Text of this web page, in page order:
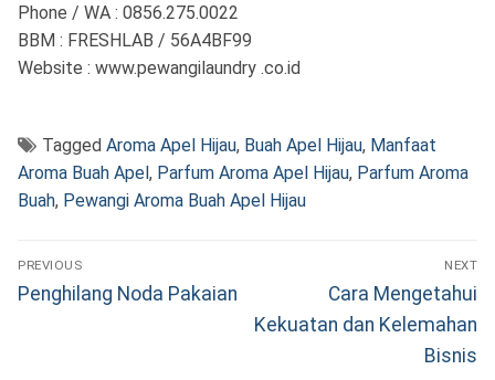
Phone / WA : 0856.275.0022
BBM : FRESHLAB / 56A4BF99
Website : www.pewangilaundry .co.id
Tagged Aroma Apel Hijau, Buah Apel Hijau, Manfaat
Aroma Buah Apel, Parfum Aroma Apel Hijau, Parfum Aroma
Buah, Pewangi Aroma Buah Apel Hijau
Navigasi
pos
PREVIOUS
Previous
Penghilang Noda Pakaian
NEXT
Next
post:
Cara Mengetahui
Kekuatan dan Kelemahan
Bisnis